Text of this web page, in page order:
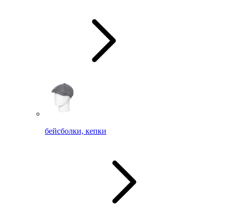
бейсболки, кепки